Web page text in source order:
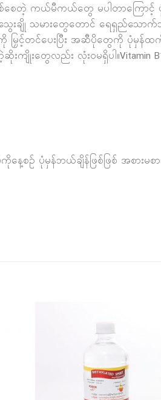
ြစ်စေတဲ့ ကယ်မီကယ်တွေ မပါတာကြော
ေးချို သမားတွေတောင် ရေရှည်သော
မြှင့်တင်ပေးပြီး အဆီပိုတွေကို ပုံမှန်
တဲ့ဆိုးကျိုးတွေလည်း လုံးဝမရှိပါ။
ေ့စဉ် ပုံမှန်ဘယ်ချိန်ဖြစ်ဖြစ် အစားမ